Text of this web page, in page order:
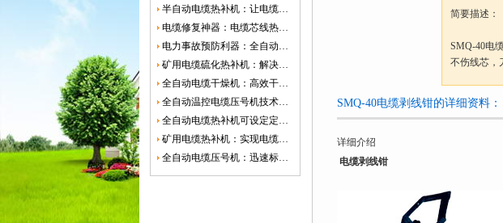
半自动电缆热补机：让电缆修复更简单、更高效！
电缆修复神器：电缆芯线热补机如何保障电网安全？
电力事故预防利器：全自动控温电缆热补机
矿用电缆硫化热补机：解决矿山电缆故障的新选择
全自动电缆干燥机：高效干燥，电缆质量
全自动温控电缆压号机技术革新：数字化标识的新趋势
全自动电缆热补机可设定定时功能，实现自动化热补
矿用电缆热补机：实现电缆故障修复的高效装置
全自动电缆压号机：迅速标识电缆的利器
简要描述：
SMQ-40电
不伤线芯，
SMQ-40电缆剥线钳的详细资料：
详细介绍
电缆剥线钳